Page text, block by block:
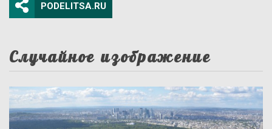
PODELITSA.RU
Случайное изображение